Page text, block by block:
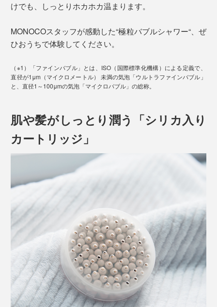
けでも、しっとりホカホカ温まります。
MONOCOスタッフが感動した“極粒バブルシャワー“、ぜ
ひおうちで体験してください。
（※1）「ファインバブル」とは、ISO（国際標準化機構）による定義で、
直径が1μm（マイクロメートル） 未満の気泡「ウルトラファインバブル」
と、直径1～100μmの気泡「マイクロバブル」の総称。
肌や髪がしっとり潤う「シリカ入り
カートリッジ」